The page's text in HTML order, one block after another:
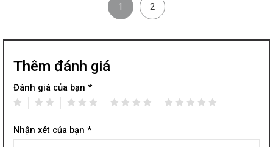
1 2
Thêm đánh giá
Đánh giá của bạn *
Nhận xét của bạn *